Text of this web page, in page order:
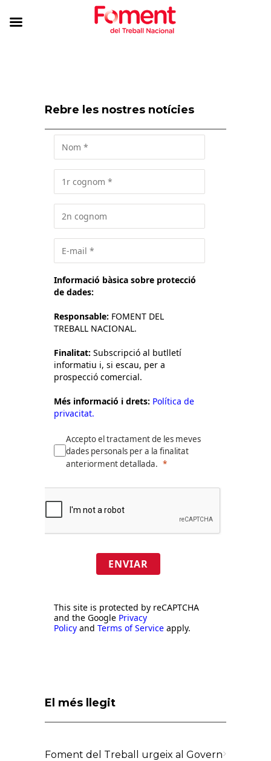
Rebre les nostres notícies
Informació bàsica sobre protecció
de dades:
Responsable: FOMENT DEL
TREBALL NACIONAL.
Finalitat: Subscripció al butlletí
informatiu i, si escau, per a
prospecció comercial.
Més informació i drets: Política de
privacitat.
Accepto el tractament de les meves
dades personals per a la finalitat
anteriorment detallada.
ENVIAR
This site is protected by reCAPTCHA
and the Google Privacy
Policy and Terms of Service apply.
El més llegit
Foment del Treball urgeix al Govern